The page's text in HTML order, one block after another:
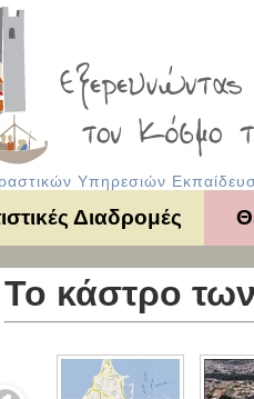
Υπηρεσιών
Διαδρομές
Το κάστρο